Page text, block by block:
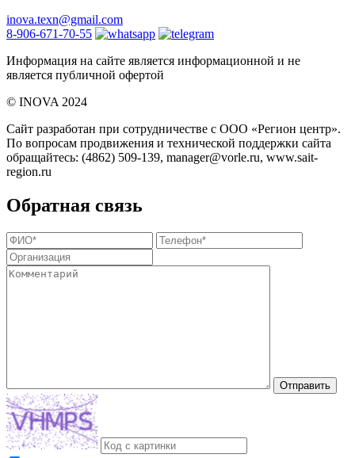
inova.texn@gmail.com
8-906-671-70-55
Информация на сайте является информационной и не
является публичной офертой
©️ INOVA 2024
Сайт разработан при сотрудничестве с ООО «Регион центр».
По вопросам продвижения и технической поддержки сайта
обращайтесь: (4862) 509-139, manager@vorle.ru, www.sait-
region.ru
Обратная связь
Отправить